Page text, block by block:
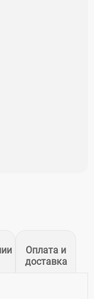
Оплата и
доставка